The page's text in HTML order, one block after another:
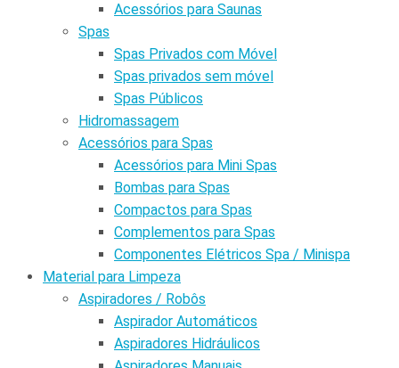
Acessórios para Saunas
Spas
Spas Privados com Móvel
Spas privados sem móvel
Spas Públicos
Hidromassagem
Acessórios para Spas
Acessórios para Mini Spas
Bombas para Spas
Compactos para Spas
Complementos para Spas
Componentes Elétricos Spa / Minispa
Material para Limpeza
Aspiradores / Robôs
Aspirador Automáticos
Aspiradores Hidráulicos